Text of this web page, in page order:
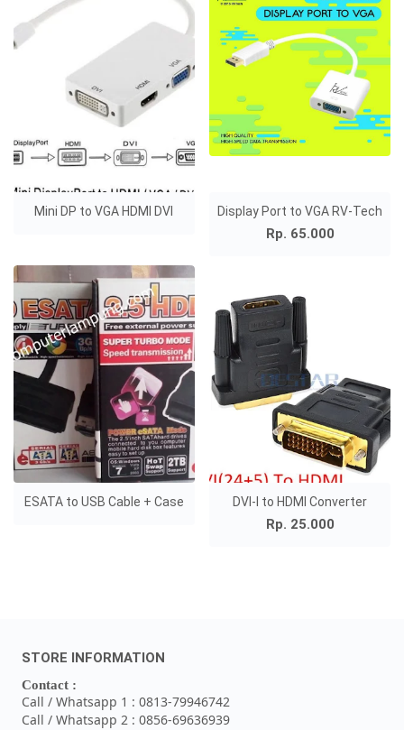
Mini DP to VGA HDMI DVI Display Port to VGA RV-Tech
Rp. 65.000
ESATA to USB Cable + Case DVI-I to HDMI Converter
Rp. 25.000
STORE INFORMATION
Contact :
Call / Whatsapp 1 : 0813-79946742
Call / Whatsapp 2 : 0856-69636939